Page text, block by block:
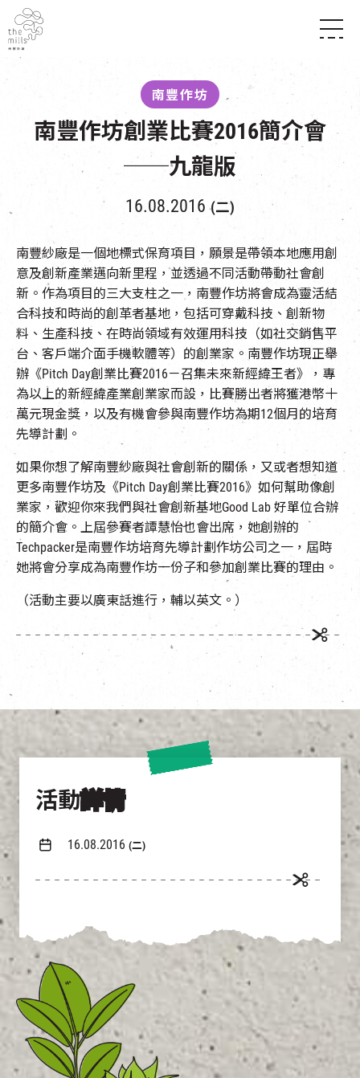
媒體中心
南豐店堂
商店
所有活動
導賞團
走進南豐紗廠
CHAT六廠
南豐作坊
其他體驗
到訪我們
開放時間及位置
穿梭巴士服務
停車場
NF TOUCH
EN |簡
南豐作坊
南豐作坊創業比賽2016簡介會
──九龍版
16.08.2016 (二)
活動詳情
16.08.2016 (二)
南豐紗廠是一個地標式保育項目，願景是帶領本地應用創
意及創新產業邁向新里程，並透過不同活動帶動社會創
新。作為項目的三大支柱之一，南豐作坊將會成為靈活結
合科技和時尚的創革者基地，包括可穿戴科技、創新物
料、生產科技、在時尚領域有效運用科技（如社交銷售平
台、客戶端介面手機軟體等）的創業家。南豐作坊現正舉
辦《Pitch Day創業比賽2016－召集未來新經緯王者》，專
為以上的新經緯產業創業家而設，比賽勝出者將獲港幣十
萬元現金獎，以及有機會參與南豐作坊為期12個月的培育
先導計劃。
如果你想了解南豐紗廠與社會創新的關係，又或者想知道
更多南豐作坊及《Pitch Day創業比賽2016》如何幫助像創
業家，歡迎你來我們與社會創新基地Good Lab 好單位合辦
的簡介會。上屆參賽者譚慧怡也會出席，她創辦的
Techpacker是南豐作坊培育先導計劃作坊公司之一，屆時
她將會分享成為南豐作坊一份子和參加創業比賽的理由。
（活動主要以廣東話進行，輔以英文。）